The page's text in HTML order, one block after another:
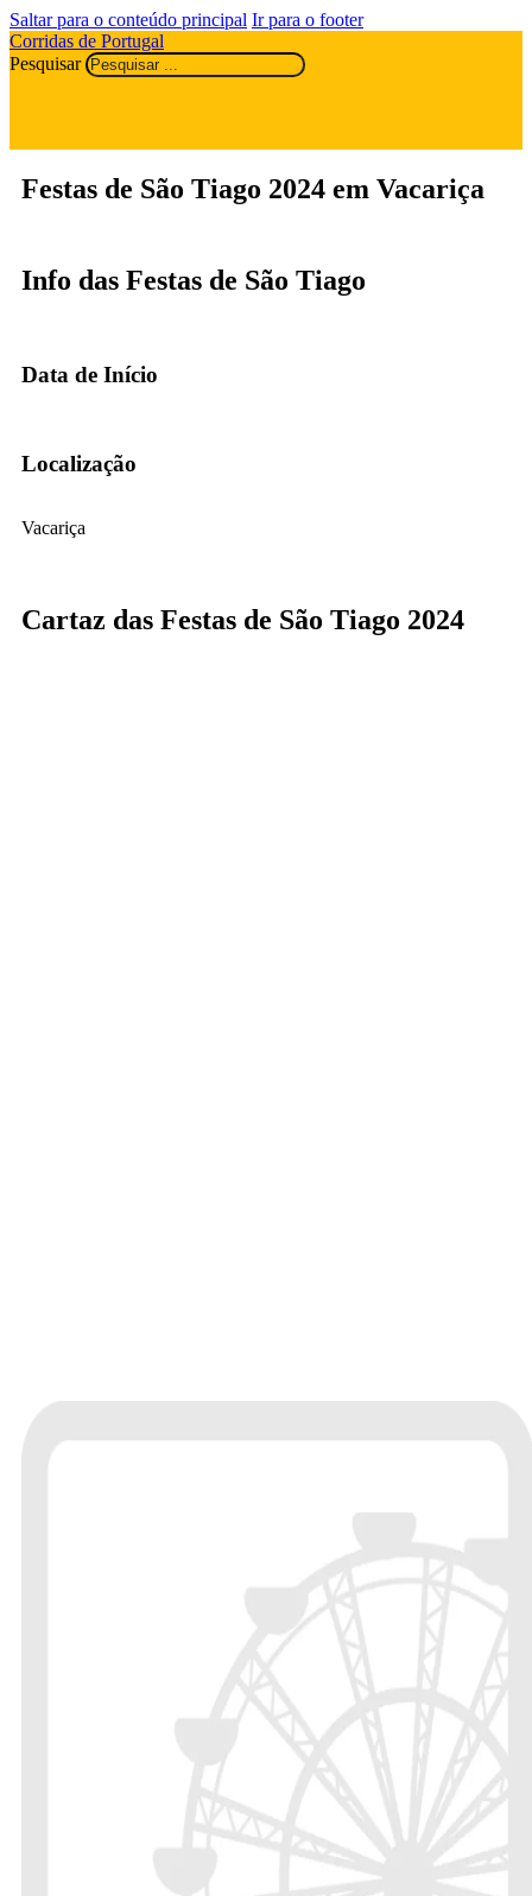
Saltar para o conteúdo principal Ir para o footer
Corridas de Portugal
Pesquisar
Festas de São Tiago 2024 em Vacariça
Info das Festas de São Tiago
Data de Início
Localização
Vacariça
Cartaz das Festas de São Tiago 2024